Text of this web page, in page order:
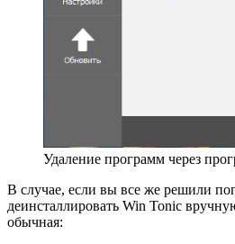
Удаление программ через
В случае, если вы все же решили
деинсталлировать Win Tonic
обычная: